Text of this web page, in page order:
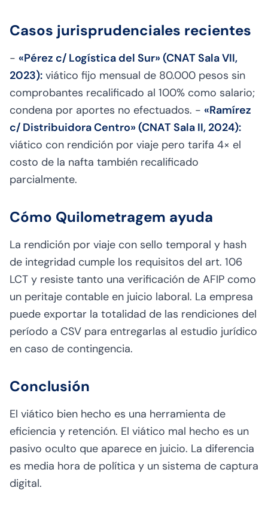
Casos jurisprudenciales recientes
- «Pérez c/ Logística del Sur» (CNAT Sala VII,
2023): viático fijo mensual de 80.000 pesos sin
comprobantes recalificado al 100% como salario;
condena por aportes no efectuados. - «Ramírez
c/ Distribuidora Centro» (CNAT Sala II, 2024):
viático con rendición por viaje pero tarifa 4× el
costo de la nafta también recalificado
parcialmente.
Cómo Quilometragem ayuda
La rendición por viaje con sello temporal y hash
de integridad cumple los requisitos del art. 106
LCT y resiste tanto una verificación de AFIP como
un peritaje contable en juicio laboral. La empresa
puede exportar la totalidad de las rendiciones del
período a CSV para entregarlas al estudio jurídico
en caso de contingencia.
Conclusión
El viático bien hecho es una herramienta de
eficiencia y retención. El viático mal hecho es un
pasivo oculto que aparece en juicio. La diferencia
es media hora de política y un sistema de captura
digital.